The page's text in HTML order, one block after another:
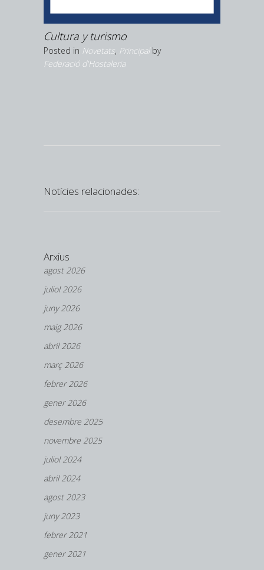
Cultura y turismo
Posted in Novetats, Principalby
Federació d'Hostaleria
Notícies relacionades:
Arxius
agost 2026
juliol 2026
juny 2026
maig 2026
abril 2026
març 2026
febrer 2026
gener 2026
desembre 2025
novembre 2025
juliol 2024
abril 2024
agost 2023
juny 2023
febrer 2021
gener 2021